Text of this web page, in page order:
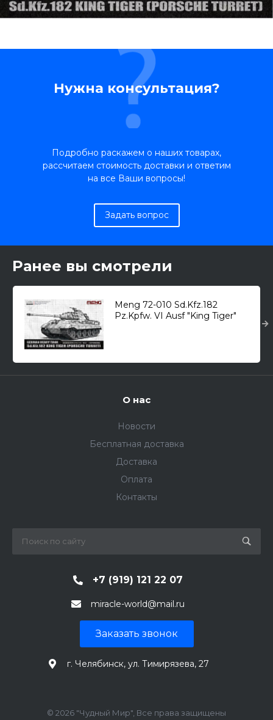
Нужна консультация?
Подробно раскажем о наших товарах,
рассчитаем стоимость доставки и ответим
на все Ваши вопросы!
Задать вопрос
Ранее вы смотрели
Meng 72-010 Sd.Kfz.182
Pz.Kpfw. VI Ausf "King Tiger"
О нас
Новости
Бесплатная доставка
Доставка
Оплата
Контакты
+7 (919) 121 22 07
miracle-world@mail.ru
Заказать звонок
г. Челябинск, ул. Тимирязева, 27
© 2026 "Чудный Мир", Все права защищены